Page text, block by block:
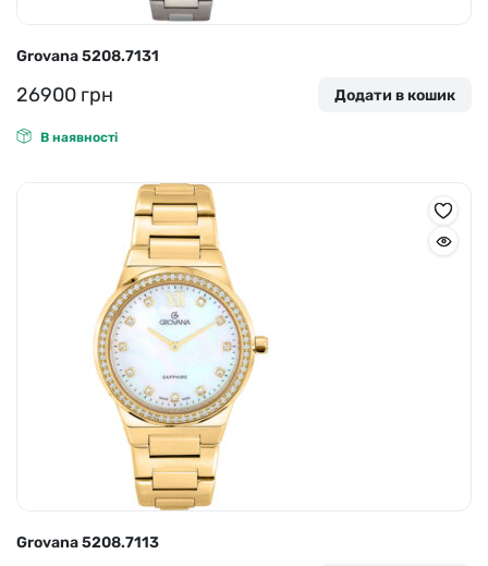
Grovana 5208.7131
26900 грн Додати в кошик
В наявності
Grovana 5208.7113